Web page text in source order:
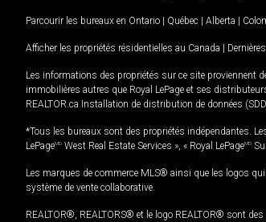
Parcourir les bureaux en Ontario | Québec | Alberta |
Afficher les propriétés résidentielles au Canada |
Les informations des propriétés sur ce site proviennent
immobilières autres que Royal LePage et ses
REALTOR.ca Installation de distribution de données
*Tous les bureaux sont des propriétés indépendantes.
LePageMD West Real Estate Services », « Royal LePageMD
Les marques de commerce MLS® ainsi que les logos
système de vente collaborative.
REALTOR®, REALTORS® et le logo REALTOR® sont